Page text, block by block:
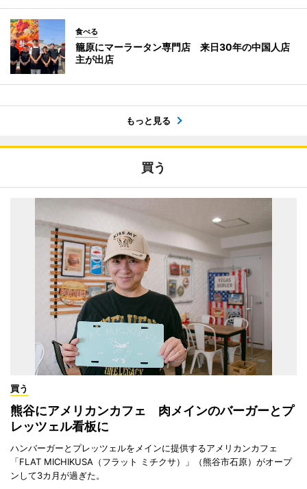
食べる
籠原にマーラータン専門店 来日30年の中国人店
主が出店
もっと見る
買う
買う
熊谷にアメリカンカフェ 肉メインのバーガーとプ
レッツェル看板に
ハンバーガーとプレッツェルをメインに提供するアメリカンカフェ
「FLAT MICHIKUSA（フラット ミチクサ）」（熊谷市石原）がオープ
ンして3カ月が過ぎた。